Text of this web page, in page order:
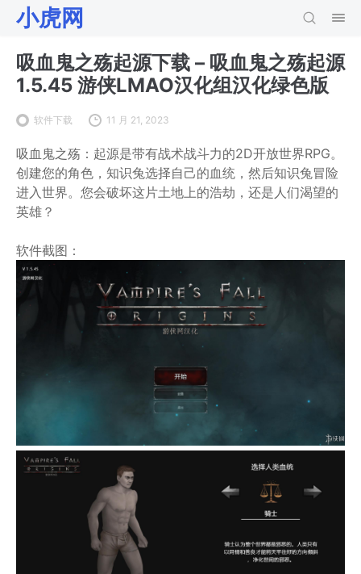
小虎网
吸血鬼之殇起源下载 – 吸血鬼之殇起源
1.5.45 游侠LMAO汉化组汉化绿色版
软件下载 11 月 21, 2023
吸血鬼之殇：起源是带有战术战斗力的2D开放世界RPG。
创建您的角色，知识兔选择自己的血统，然后知识兔冒险
进入世界。您会破坏这片土地上的浩劫，还是人们渴望的
英雄？
软件截图：